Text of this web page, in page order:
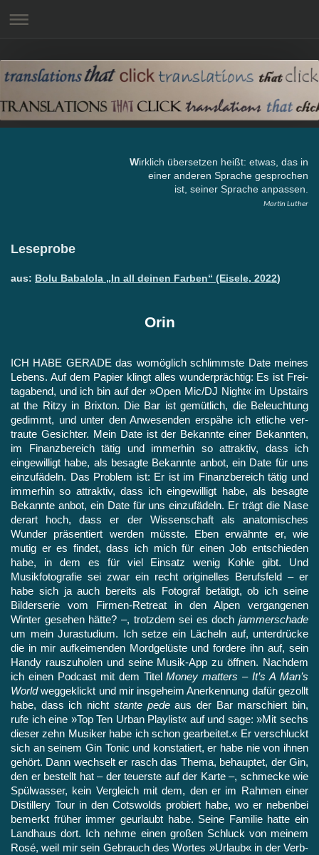
Wirklich übersetzen heißt: etwas, das in
einer anderen Sprache gesprochen
ist, seiner Sprache anpassen.
Martin Luther
Leseprobe
aus: Bolu Babalola „In all deinen Farben“ (Eisele, 2022)
Orin
ICH HABE GERADE das womöglich schlimmste Date meines
Lebens. Auf dem Papier klingt alles wunderprächtig: Es ist Frei­
tagabend, und ich bin auf der »Open Mic/DJ Night« im Upstairs
at the Ritzy in Brixton. Die Bar ist gemütlich, die Beleuchtung
gedimmt, und unter den Anwesenden erspähe ich etliche ver­
traute Gesichter. Mein Date ist der Bekannte einer Bekannten,
im Finanzbereich tätig und immerhin so attraktiv, dass ich
eingewil­ligt habe, als besagte Bekannte anbot, ein Date für uns
einzufä­deln. Das Problem ist: Er ist im Finanzbereich tätig und
immerhin so attraktiv, dass ich eingewilligt habe, als besagte
Bekannte anbot, ein Date für uns einzufädeln. Er trägt die Nase
derart hoch, dass er der Wissenschaft als anatomisches
Wunder präsentiert werden müsste. Eben erwähnte er, wie
mutig er es findet, dass ich mich für einen Job entschieden
habe, in dem es für viel Einsatz wenig Kohle gibt. Und
Musikfotografie sei zwar ein recht origi­nelles Berufsfeld – er
habe sich ja auch bereits als Fotograf betä­tigt, ob ich seine
Bilderserie vom Firmen-Retreat in den Alpen vergangenen
Winter gesehen hätte? –, trotzdem sei es doch jammerschade
um mein Jurastudium. Ich setze ein Lächeln auf, unter­drücke
die in mir aufkeimenden Mordgelüste und fordere ihn auf, sein
Handy rauszuholen und seine Musik-App zu öffnen. Nach­dem
ich einen Podcast mit dem TitelMoney matters – It’s A Man’s
Worldweggeklickt und mir insgeheim Anerkennung dafür gezollt
habe, dass ich nicht stante pedeaus der Bar marschiert bin,
rufe ich eine »Top Ten Urban Playlist« auf und sage: »Mit sechs
die­ser zehn Musiker habe ich schon gearbeitet.« Er verschluckt
sich an seinem Gin Tonic und konstatiert, er habe nie von ihnen
ge­hört. Dann wechselt er rasch das Thema, behauptet, der Gin,
den er bestellt hat – der teuerste auf der Karte –, schmecke wie
Spül­wasser, kein Vergleich mit dem, den er im Rahmen einer
Distil­lery Tour in den Cotswolds probiert habe, wo er nebenbei
be­merkt früher immer geurlaubt habe. Seine Familie hatte ein
Landhaus dort. Ich nehme einen großen Schluck von meinem
Rosé, weil mir sein Gebrauch des Wortes »Urlaub« in der Verb­